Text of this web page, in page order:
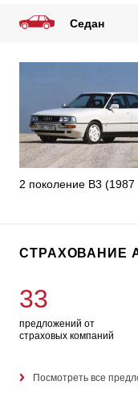
Седан
2 поколение B3 (1987
СТРАХОВАНИЕ
33
предложений от
страховых компаний
Посмотреть все